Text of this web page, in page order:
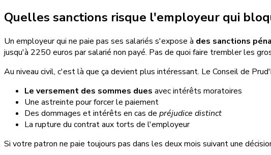
Quelles sanctions risque l'employeur qui
Un employeur qui ne paie pas ses salariés s'expose à des sanctions
jusqu'à 2250 euros par salarié non payé. Pas de quoi faire trembler les
Au niveau civil, c'est là que ça devient plus intéressant. Le Conseil de
Le versement des sommes dues avec intérêts moratoires
Une astreinte pour forcer le paiement
Des dommages et intérêts en cas de préjudice distinct
La rupture du contrat aux torts de l'employeur
Si votre patron ne paie toujours pas dans les deux mois suivant une